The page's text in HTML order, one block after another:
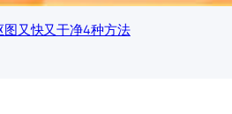
图又快又干净4种方法